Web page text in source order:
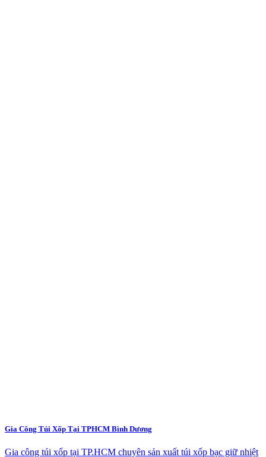
Gia Công Túi Xốp Tại TPHCM Bình Dương
Gia công túi xốp tại TP.HCM chuyên sản xuất túi xốp bạc giữ nhiệt